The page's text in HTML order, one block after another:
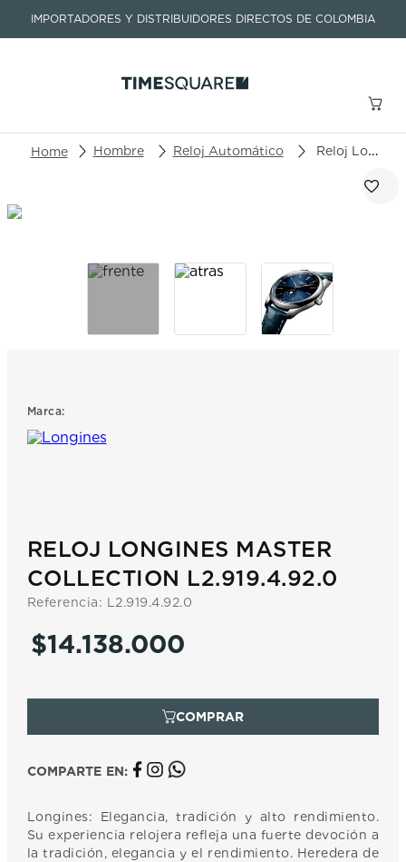
IMPORTADORES Y DISTRIBUIDORES DIRECTOS DE COLOMBIA
Buscar un producto o artículo
Hombre Reloj Automático Reloj Longines Master Collection L2.919.4.92.0
Marca:
RELOJ LONGINES MASTER
COLLECTION L2.919.4.92.0
Referencia: L2.919.4.92.0
$14.138.000
COMPARTE EN:
Longines: Elegancia, tradición y alto rendimiento.
Su experiencia relojera refleja una fuerte devoción a
la tradición, elegancia y el rendimiento. Heredera de
TÉRMINOS MÁS BUSCADOS
integral
tissot